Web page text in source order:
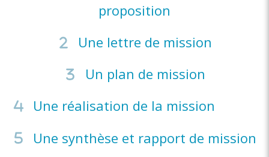
proposition
Une lettre de mission
Un plan de mission
Une réalisation de la mission
Une synthèse et rapport de mission